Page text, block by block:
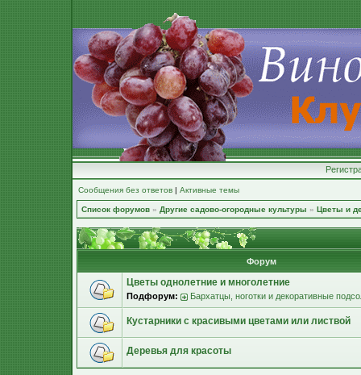
Сообщения без ответов | Активные темы
Список форумов » Другие садово-огородные культуры » Цветы и
Форум
Цветы однолетние и многолетние
Подфорум: Бархатцы, ноготки и декоративные
Кустарники с красивыми цветами или листвой
Деревья для красоты